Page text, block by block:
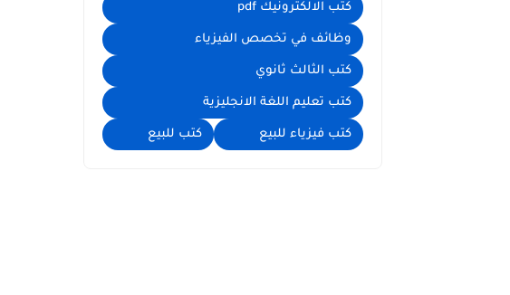
كتب الالكترونيك pdf
وظائف في تخصص الفيزياء
كتب الثالث ثانوي
كتب تعليم اللغة الانجليزية
كتب فيزياء للبيع كتب للبيع